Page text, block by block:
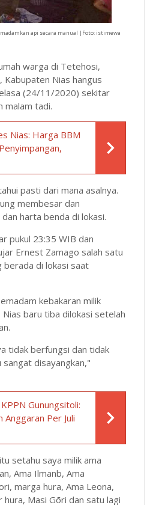
api secara manual |Foto: istimewa
warga di Tetehosi,
Nias hangus
(24/11/2020) sekitar
malam tadi.
Nias: Harga BBM
pasti dari mana asalnya.
membesar dan
harta benda di lokasi.
pukul 23:35 WIB dan
Ernest Zamago salah satu
di lokasi saat
kebakaran milik
baru tiba dilokasi setelah
tidak berfungsi dan tidak
disayangkan,"
Gunungsitoli:
Anggaran Per Juli
setahu saya milik ama
Ama Ilmanb, Ama
marga hura, Ama Leona,
hura, Masi Gōri dan satu lagi